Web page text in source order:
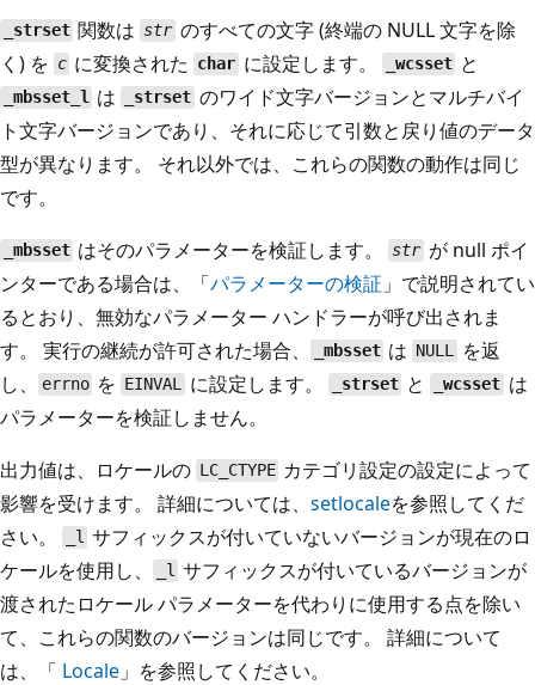
_strset 関数は strのすべての文字 (終端の NULL 文字を除
く) を c に変換された charに設定します。 _wcsset と
_mbsset_l は _strset のワイド文字バージョンとマルチバイ
ト文字バージョンであり、それに応じて引数と戻り値のデータ
型が異なります。 それ以外では、これらの関数の動作は同じ
です。
_mbsset はそのパラメーターを検証します。 strが null ポイ
ンターである場合は、「パラメーターの検証 」で説明されてい
るとおり、無効なパラメーター ハンドラーが呼び出されま
す。 実行の継続が許可された場合、
_mbsset は NULLを返
し、
errno を EINVAL に設定します。 _strset と _wcsset は
パラメーターを検証しません。
出力値は、ロケールの LC_CTYPE カテゴリ設定の設定によって
影響を受けます。 詳細については、 setlocaleを参照してくだ
さい。
_l サフィックスが付いていないバージョンが現在のロ
ケールを使用し、
_l サフィックスが付いているバージョンが
渡されたロケール パラメーターを代わりに使用する点を除い
て、これらの関数のバージョンは同じです。 詳細について
は、「 Locale 」を参照してください。